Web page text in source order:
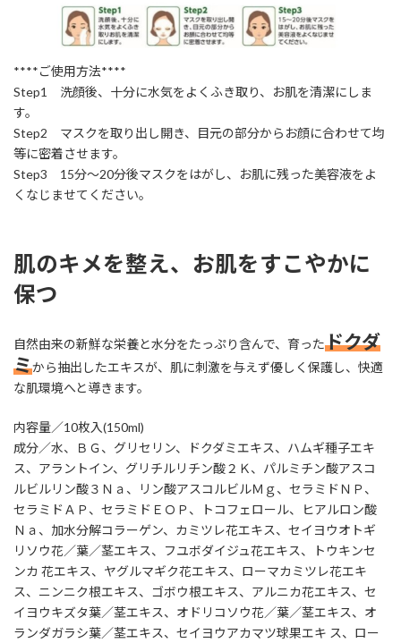
****ご使用方法****
Step1 洗顔後、十分に水気をよくふき取り、お肌を清潔にしま
す。
Step2 マスクを取り出し開き、目元の部分からお顔に合わせて均
等に密着させます。
Step3 15分～20分後マスクをはがし、お肌に残った美容液をよ
くなじませてください。
肌のキメを整え、お肌をすこやかに
保つ
自然由来の新鮮な栄養と水分をたっぷり含んで、育ったドクダ
ミから抽出したエキスが、肌に刺激を与えず優しく保護し、快適
な肌環境へと導きます。
内容量／10枚入(150ml)
成分／水、ＢＧ、グリセリン、ドクダミエキス、ハムギ種子エキ
ス、アラントイン、グリチルリチン酸２Ｋ、パルミチン酸アスコ
ルビルリン酸３Ｎａ、リン酸アスコルビルＭｇ、セラミドＮＰ、
セラミドＡＰ、セラミドＥＯＰ、トコフェロール、ヒアルロン酸
Ｎａ、加水分解コラーゲン、カミツレ花エキス、セイヨウオトギ
リソウ花／葉／茎エキス、フユボダイジュ花エキス、トウキンセ
ンカ 花エキス、ヤグルマギク花エキス、ローマカミツレ花エキ
ス、ニンニク根エキス、ゴボウ根エキス、アルニカ花エキス、セ
イヨウキズタ葉／茎エキス、オドリコソウ花／葉／茎エキス、オ
ランダガラシ葉／茎エキス、セイヨウアカマツ球果エキ ス、ロー